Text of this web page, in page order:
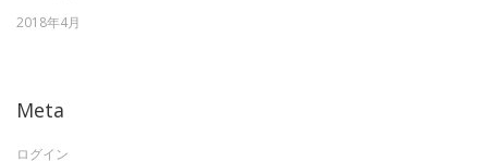
2018年4月
Meta
ログイン